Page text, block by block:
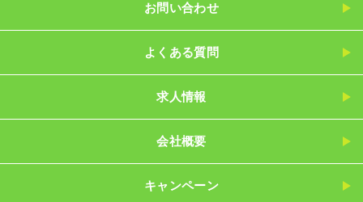
お問い合わせ
よくある質問
求人情報
会社概要
キャンペーン